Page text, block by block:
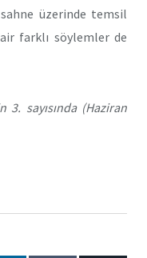
sahne üzerinde temsil
farklı söylemler de
3. sayısında (Haziran